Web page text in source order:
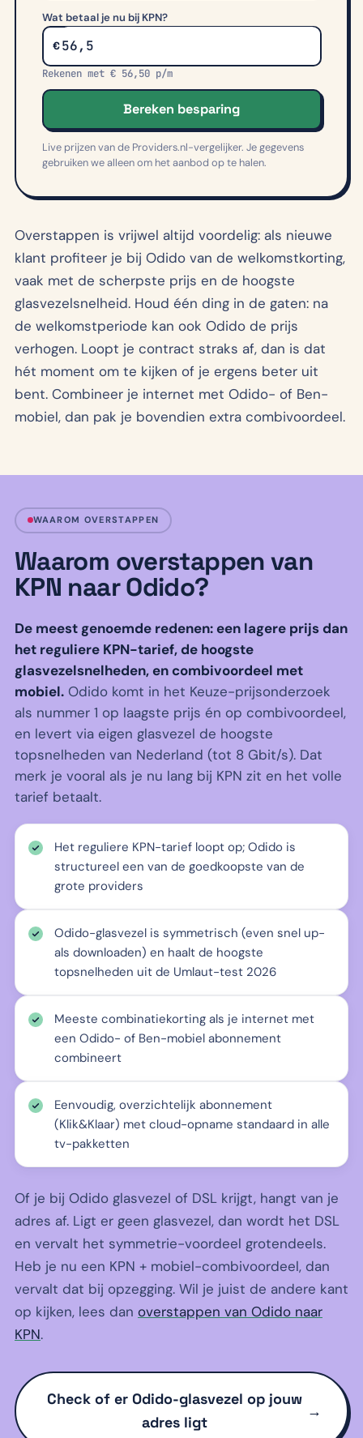
Wat betaal je nu bij KPN?
€
Rekenen met € 56,50 p/m
Bereken besparing
Live prijzen van de Providers.nl-vergelijker. Je gegevens
gebruiken we alleen om het aanbod op te halen.
Overstappen is vrijwel altijd voordelig: als nieuwe
klant profiteer je bij Odido van de welkomstkorting,
vaak met de scherpste prijs en de hoogste
glasvezelsnelheid. Houd één ding in de gaten: na
de welkomstperiode kan ook Odido de prijs
verhogen. Loopt je contract straks af, dan is dat
hét moment om te kijken of je ergens beter uit
bent. Combineer je internet met Odido- of Ben-
mobiel, dan pak je bovendien extra combivoordeel.
WAAROM OVERSTAPPEN
Waarom overstappen van
KPN naar Odido?
De meest genoemde redenen: een lagere prijs dan
het reguliere KPN-tarief, de hoogste
glasvezelsnelheden, en combivoordeel met
mobiel. Odido komt in het Keuze-prijsonderzoek
als nummer 1 op laagste prijs én op combivoordeel,
en levert via eigen glasvezel de hoogste
topsnelheden van Nederland (tot 8 Gbit/s). Dat
merk je vooral als je nu lang bij KPN zit en het volle
tarief betaalt.
Het reguliere KPN-tarief loopt op; Odido is
structureel een van de goedkoopste van de
grote providers
Odido-glasvezel is symmetrisch (even snel up-
als downloaden) en haalt de hoogste
topsnelheden uit de Umlaut-test 2026
Meeste combinatiekorting als je internet met
een Odido- of Ben-mobiel abonnement
combineert
Eenvoudig, overzichtelijk abonnement
(Klik&Klaar) met cloud-opname standaard in alle
tv-pakketten
Of je bij Odido glasvezel of DSL krijgt, hangt van je
adres af. Ligt er geen glasvezel, dan wordt het DSL
en vervalt het symmetrie-voordeel grotendeels.
Heb je nu een KPN + mobiel-combivoordeel, dan
vervalt dat bij opzegging. Wil je juist de andere kant
op kijken, lees dan overstappen van Odido naar
KPN.
Check of er Odido-glasvezel op jouw
adres ligt
→